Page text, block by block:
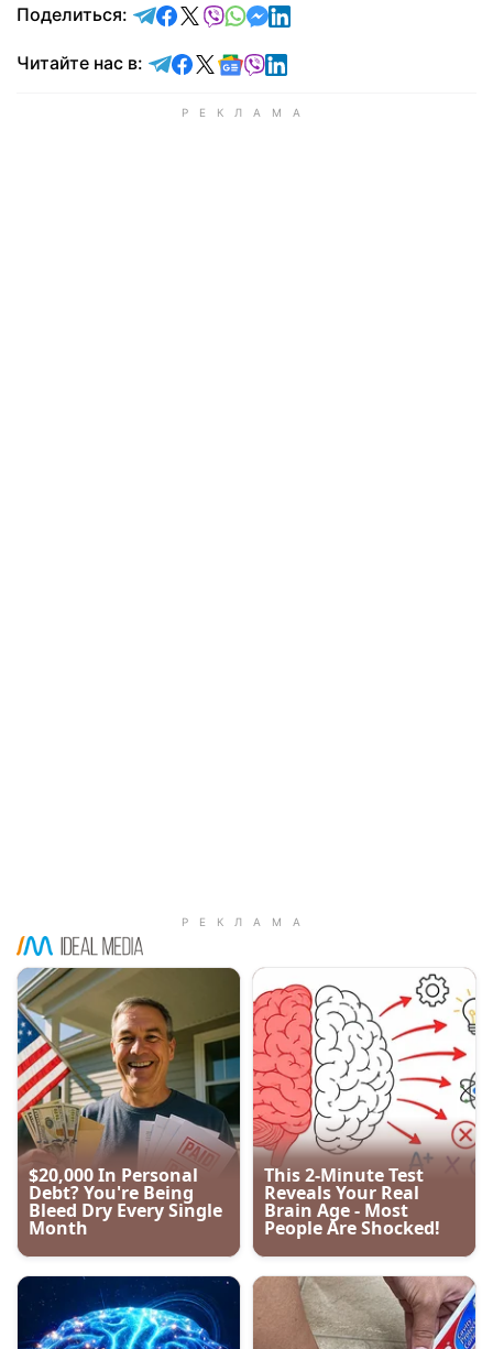
Поделиться: отправить в Telegram
поделиться в Facebook
поделиться в X
отправить в Viber
отправить в Whatsapp
отправить в Messenger
отправить в LinkedIn
Читайте нас в: Читайте в Telegram
Читайте в Facebook
Читайте в X
Читайте в Google news
Читайте в Viber
Читайте в LinkedIn